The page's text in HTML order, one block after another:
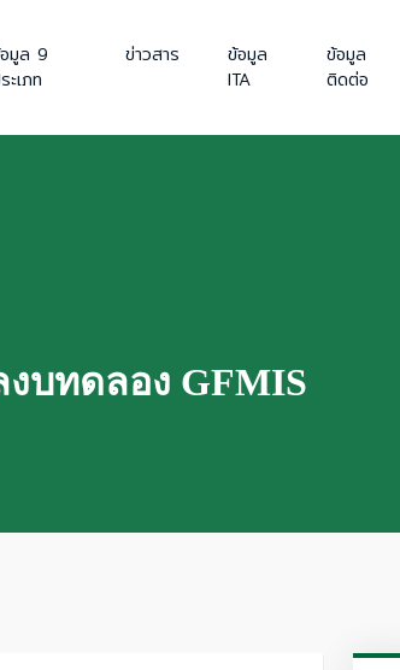
มูล 9
ะเภท
ข่าวสาร
ข้อมูล
ITA
ข้อมูล
ติดต่อ
บทดลอง GFMIS